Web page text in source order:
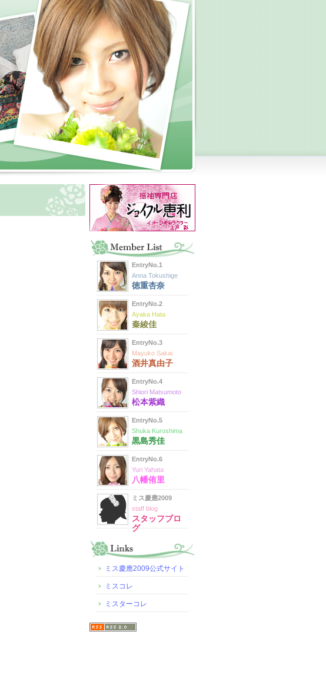
EntryNo.1
Anna Tokushige
徳重杏奈
EntryNo.2
Ayaka Hata
秦綾佳
EntryNo.3
Mayuko Sakai
酒井真由子
EntryNo.4
Shiori Matsumoto
松本紫織
EntryNo.5
Shuka Kuroshima
黒島秀佳
EntryNo.6
Yuri Yahata
八幡侑里
ミス慶應2009
staff blog
スタッフブロ
グ
ミス慶應2009公式サイト
ミスコレ
ミスターコレ